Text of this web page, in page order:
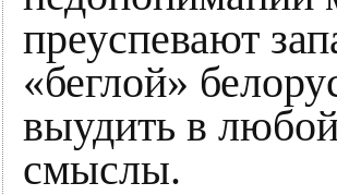
преуспевают
«беглой»
выудить в
смыслы.